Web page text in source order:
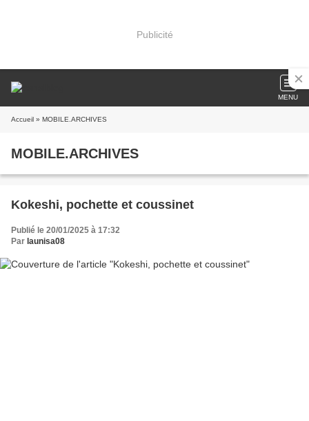
Publicité
MENU
Accueil » MOBILE.ARCHIVES
MOBILE.ARCHIVES
Kokeshi, pochette et coussinet
Publié le 20/01/2025 à 17:32
Par launisa08